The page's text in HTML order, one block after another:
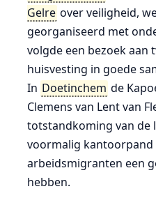
Gelre over veiligheid,
georganiseerd met
volgde een bezoek aan
huisvesting in goede
In Doetinchem de
Clemens van Lent van
totstandkoming van de
voormalig kantoorpand
arbeidsmigranten een
hebben.